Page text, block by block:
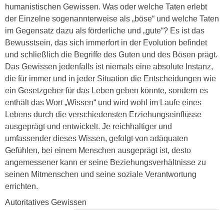
humanistischen Gewissen. Was oder welche Taten erlebt
der Einzelne sogenannterweise als „böse“ und welche Taten
im Gegensatz dazu als förderliche und „gute“? Es ist das
Bewusstsein, das sich immerfort in der Evolution befindet
und schließlich die Begriffe des Guten und des Bösen prägt.
Das Gewissen jedenfalls ist niemals eine absolute Instanz,
die für immer und in jeder Situation die Entscheidungen wie
ein Gesetzgeber für das Leben geben könnte, sondern es
enthält das Wort „Wissen“ und wird wohl im Laufe eines
Lebens durch die verschiedensten Erziehungseinflüsse
ausgeprägt und entwickelt. Je reichhaltiger und
umfassender dieses Wissen, gefolgt von adäquaten
Gefühlen, bei einem Menschen ausgeprägt ist, desto
angemessener kann er seine Beziehungsverhältnisse zu
seinen Mitmenschen und seine soziale Verantwortung
errichten.
Autoritatives Gewissen